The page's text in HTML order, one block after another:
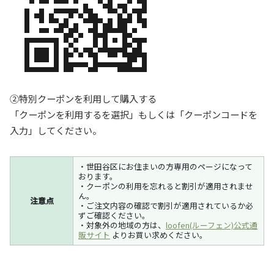
②特別クーポンを利用して購入する
「クーポンを利用するを選択」もしくは「クーポンコードを
入力」してください。
注意点
・世田谷区にお住まいの方専用のページになって
おります。
・クーポンの利用を忘れると割引が適用されませ
ん。
・ご注文内容の確認で割引が適用されているか必
ずご確認ください。
・対象外の地域の方は、 loofen(ルーフェン)公式通
販サイト よりお買い求めください。